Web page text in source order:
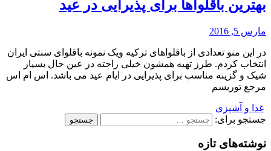
بهترین باقلواها برای پذیرایی در عید
مارس 5, 2016
در این منو تعدادی از باقلواهای ترکیه ویک نمونه باقلوای سنتی ایران
انتخاب کردم. طرز تهیه همشون خیلی راحته در عین حال بسیار
شیک و گزینه مناسب برای پذیرایی در ایام عید می باشد. اس ام اس
مرجع توریسم
غذا و آشپزی
جستجو برای:
نوشته‌های تازه